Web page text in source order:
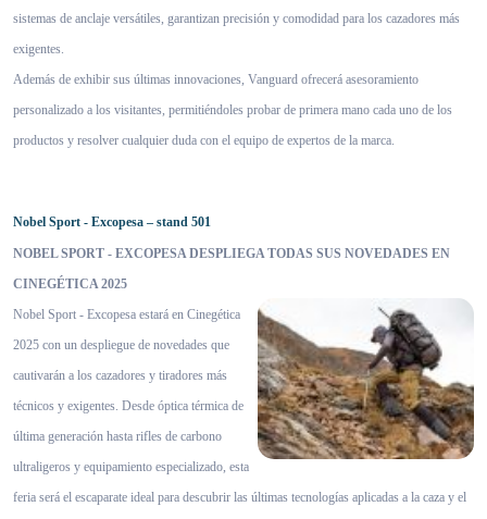
sistemas de anclaje versátiles, garantizan precisión y comodidad para los cazadores más
exigentes.
Además de exhibir sus últimas innovaciones, Vanguard ofrecerá asesoramiento
personalizado a los visitantes, permitiéndoles probar de primera mano cada uno de los
productos y resolver cualquier duda con el equipo de expertos de la marca.
Nobel Sport - Excopesa – stand 501
NOBEL SPORT - EXCOPESA DESPLIEGA TODAS SUS NOVEDADES EN
CINEGÉTICA 2025
Nobel Sport - Excopesa estará en Cinegética
2025 con un despliegue de novedades que
cautivarán a los cazadores y tiradores más
técnicos y exigentes. Desde óptica térmica de
última generación hasta rifles de carbono
ultraligeros y equipamiento especializado, esta
feria será el escaparate ideal para descubrir las últimas tecnologías aplicadas a la caza y el